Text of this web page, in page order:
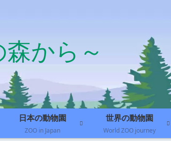
から～
日本の動物園
ZOO in Japan
世界の動物園
World ZOO journey